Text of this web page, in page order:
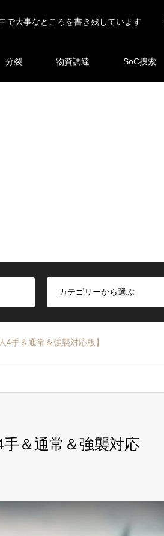
で大事なところを書き残しています
分裂 物資調達 SoC捜索
4手＆通常＆強襲対応版】
＆通常＆強襲対応